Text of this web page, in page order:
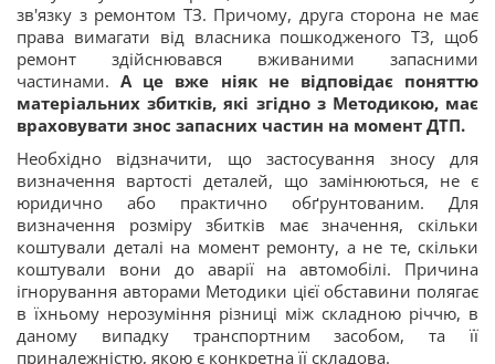
зв'язку з ремонтом ТЗ. Причому, друга сторона не має
права вимагати від власника пошкодженого ТЗ, щоб
ремонт здійснювався вживаними запасними
частинами.А це вже ніяк не відповідає поняттю
матеріальних збитків, які згідно з Методикою, має
враховувати знос запасних частин на момент ДТП.
Необхідно відзначити, що застосування зносу для
визначення вартості деталей, що замінюються, не є
юридично або практично обґрунтованим. Для
визначення розміру збитків має значення, скільки
коштували деталі на момент ремонту, а не те, скільки
коштували вони до аварії на автомобілі. Причина
ігнорування авторами Методики цієї обставини полягає
в їхньому нерозуміння різниці між складною річчю, в
даному випадку транспортним засобом, та її
приналежністю, якою є конкретна її складова.